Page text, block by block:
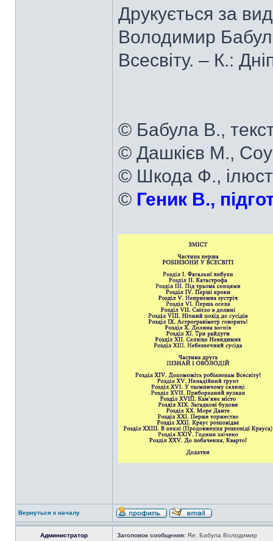
Друкується за
Володимир
Всесвіту. – К.:
© Бабула В.,
© Дашкієв М.,
© Шкода Ф.,
© Геник В.,
Вернуться к началу
Администратор Заголовок сообщения: Re: Бабула Володимир